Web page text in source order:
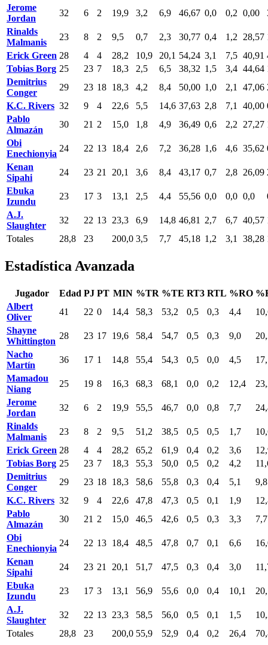
Jerome
Jordan
32 6 2 19,9 3,2 6,9 46,67 0,0 0,2 0,00
Rinalds
Malmanis
23 8 2 9,5 0,7 2,3 30,77 0,4 1,2 28,57
Erick Green 28 4 4 28,2 10,9 20,1 54,24 3,1 7,5 40,91
Tobias Borg 25 23 7 18,3 2,5 6,5 38,32 1,5 3,4 44,64
Demitrius
Conger
29 23 18 18,3 4,2 8,4 50,00 1,0 2,1 47,06
K.C. Rivers 32 9 4 22,6 5,5 14,6 37,63 2,8 7,1 40,00
Pablo
Almazán
30 21 2 15,0 1,8 4,9 36,49 0,6 2,2 27,27
Obi
Enechionyia
24 22 13 18,4 2,6 7,2 36,28 1,6 4,6 35,62
Kenan
Sipahi
24 23 21 20,1 3,6 8,4 43,17 0,7 2,8 26,09
Ebuka
Izundu
23 17 3 13,1 2,5 4,4 55,56 0,0 0,0 0,0
A.J.
Slaughter
32 22 13 23,3 6,9 14,8 46,81 2,7 6,7 40,57
Totales
28,8 23 200,0 3,5 7,7 45,18 1,2 3,1 38,28
Estadística Avanzada
Jugador Edad PJ PT MIN %TR %TE RT3 RTL %RO
Albert
Oliver
41 22 0 14,4 58,3 53,2 0,5 0,3 4,4
Shayne
Whittington
28 23 17 19,6 58,4 54,7 0,5 0,3 9,0
Nacho
Martín
36 17 1 14,8 55,4 54,3 0,5 0,0 4,5
Mamadou
Niang
25 19 8 16,3 68,3 68,1 0,0 0,2 12,4
Jerome
Jordan
32 6 2 19,9 55,5 46,7 0,0 0,8 7,7
Rinalds
Malmanis
23 8 2 9,5 51,2 38,5 0,5 0,5 1,7
Erick Green 28 4 4 28,2 65,2 61,9 0,4 0,2 3,6
Tobias Borg 25 23 7 18,3 55,3 50,0 0,5 0,2 4,2
Demitrius
Conger
29 23 18 18,3 58,6 55,8 0,3 0,4 5,1
9,8
K.C. Rivers 32 9 4 22,6 47,8 47,3 0,5 0,1 1,9
Pablo
Almazán
30 21 2 15,0 46,5 42,6 0,5 0,3 3,3
7,7
Obi
Enechionyia
24 22 13 18,4 48,5 47,8 0,7 0,1 6,6
Kenan
Sipahi
24 23 21 20,1 51,7 47,5 0,3 0,4 3,0
Ebuka
Izundu
23 17 3 13,1 56,9 55,6 0,0 0,4 10,1
A.J.
Slaughter
32 22 13 23,3 58,5 56,0 0,5 0,1 1,5
Totales
28,8 23 200,0 55,9 52,9 0,4 0,2 26,4